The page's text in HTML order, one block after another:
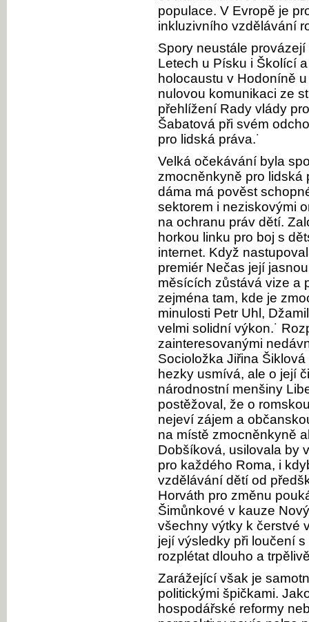
populace. V Evropě je
inkluzivního vzdělávání
Spory neustále
Letech u Písku i Školící
holocaustu v Hodoníně
nulovou komunikaci ze
přehlížení Rady vlády
Šabatová při svém
pro lidská práva.˙
Velká očekávání byla
zmocněnkyně pro lidská
dáma má pověst
sektorem i neziskovými
na ochranu práv dětí.
horkou linku pro boj s
internet. Když
premiér Nečas její
měsících zůstává vize a
zejména tam, kde je
minulosti Petr Uhl,
velmi solidní výkon.˙
zainteresovanými
Socioložka Jiřina
hezky usmívá, ale o její
národnostní menšiny
postěžoval, že o
nejeví zájem a
na místě zmocněnkyně
Dobšíková, usilovala by
pro každého Roma, i
vzdělávání dětí od
Horváth pro změnu
Šimůnkové v kauze
všechny výtky k čerstvé
její výsledky při loučení
rozplétat dlouho a
Zarážející však je
politickými špičkami.
hospodářské reformy